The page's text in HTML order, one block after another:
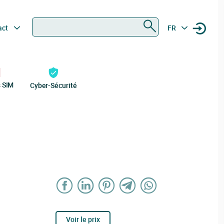
FR
Cyber-Sécurité
Voir le prix